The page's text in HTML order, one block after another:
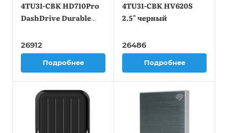
4TU31-CBK HD710Pro
DashDrive Durable
26912
Подробнее
4TU31-CBK HV620S
2.5" черный
26486
Подробнее